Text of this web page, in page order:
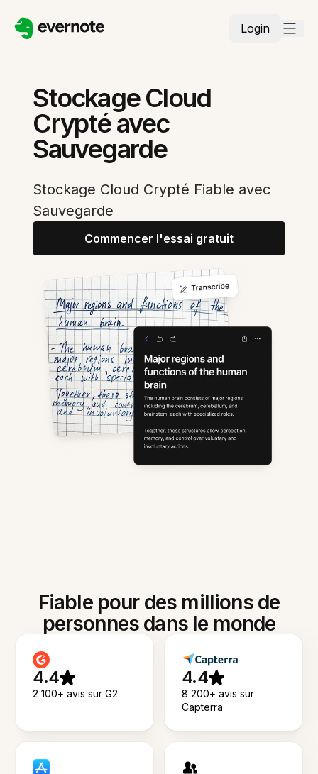
Login
Stockage Cloud
Crypté avec
Sauvegarde
Stockage Cloud Crypté Fiable avec
Sauvegarde
Commencer l'essai gratuit
Fiable pour des millions de
personnes dans le monde
4.4
2 100+ avis sur G2
4.4
8 200+ avis sur
Capterra